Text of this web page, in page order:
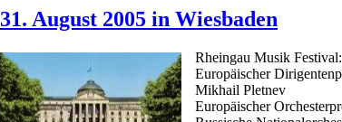
31. August 2005 in Wiesbaden
Rheingau Musik Festival:
Europäischer
Mikhail Pletnev
Europäischer